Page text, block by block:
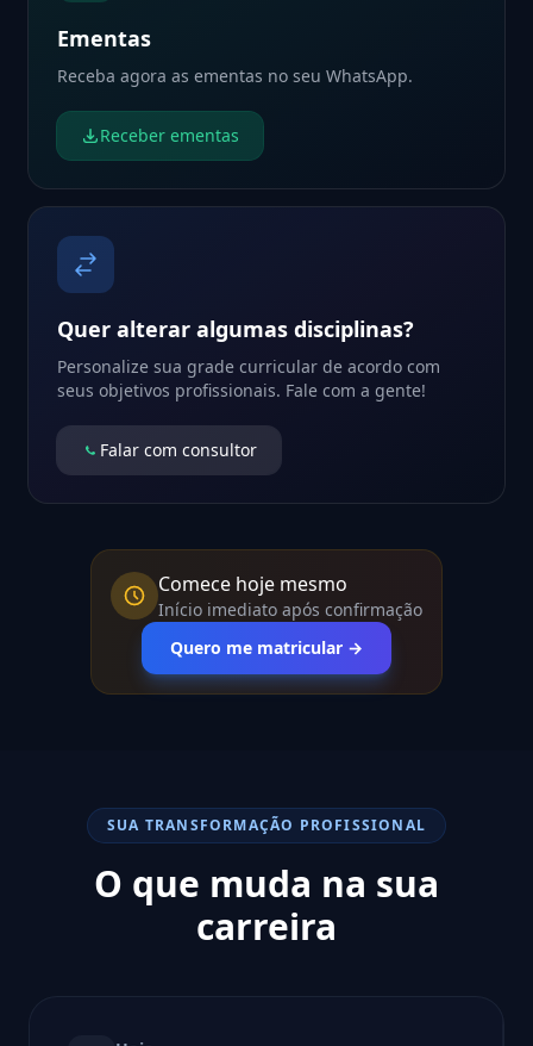
Ementas
Receba agora as ementas no seu WhatsApp.
Receber ementas
Quer alterar algumas disciplinas?
Personalize sua grade curricular de acordo com
seus objetivos profissionais. Fale com a gente!
Falar com consultor
Comece hoje mesmo
Início imediato após confirmação
Quero me matricular →
SUA TRANSFORMAÇÃO PROFISSIONAL
O que muda na sua
carreira